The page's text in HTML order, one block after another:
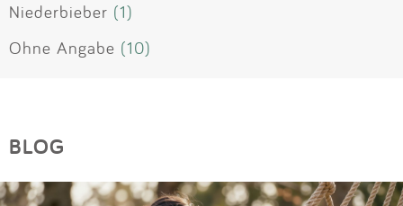
Niederbieber (1)
Ohne Angabe (10)
BLOG